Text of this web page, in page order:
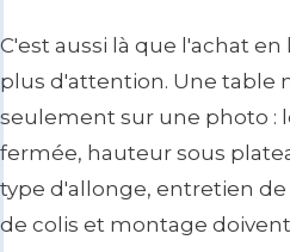
C'est aussi là que l'achat
plus d'attention. Une table
seulement sur une photo :
fermée, hauteur sous
type d'allonge, entretien
de colis et montage